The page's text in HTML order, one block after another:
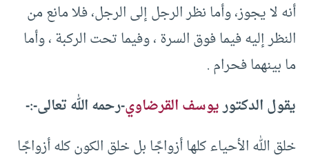
أنه لا يجوز، وأما نظر الرجل إلى الرجل، فلا مانع من
النظر إليه فيما فوق السرة ، وفيما تحت الركبة ، وأما
ما بينهما فحرام .
يقول الدكتوريوسف القرضاوي-رحمه الله تعالى-:-
خلق الله الأحياء كلها أزواجًا بل خلق الكون كله أزواجًا